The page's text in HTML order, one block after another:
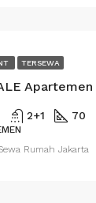
TERSEWA
2+1 70
Rumah Jakarta
Nego